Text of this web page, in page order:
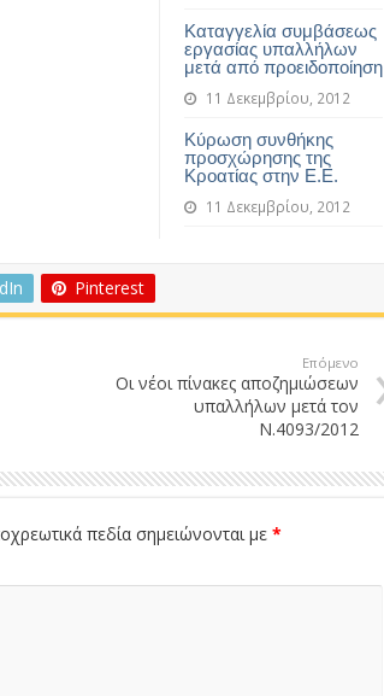
Καταγγελία συμβάσεως
εργασίας υπαλλήλων
μετά από προειδοποίηση
11 Δεκεμβρίου, 2012
Κύρωση συνθήκης
προσχώρησης της
Κροατίας στην Ε.Ε.
11 Δεκεμβρίου, 2012
Pinterest
Επόμενο
Οι νέοι πίνακες αποζημιώσεων
υπαλλήλων μετά τον
Ν.4093/2012
πεδία σημειώνονται με *